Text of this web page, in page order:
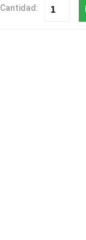
Cantidad: